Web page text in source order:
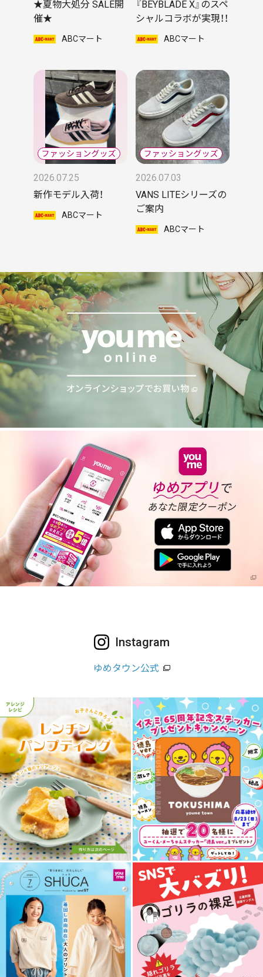
★夏物大処分 SALE開
催★
ABCマート
『BEYBLADE X』のスペ
シャルコラボが実現！！
ABCマート
2026.07.25
新作モデル入荷！
ABCマート
2026.07.03
VANS LITEシリーズの
ご案内
ABCマート
Instagram
ゆめタウン公式